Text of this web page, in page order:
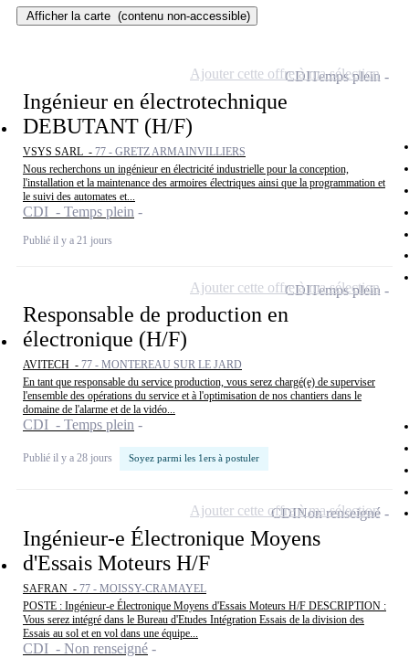
Afficher la carte (contenu non-accessible)
Ingénieur en électrotechnique
DEBUTANT (H/F)
VSYS SARL - 77 - GRETZ ARMAINVILLIERS
Nous recherchons un ingénieur en électricité industrielle pour la conception,
l'installation et la maintenance des armoires électriques ainsi que la programmation et
le suivi des automates et...
CDI - Temps plein
Publié il y a 21 jours
CDITemps plein
Ajouter cette offre à ma sélection
Responsable de production en
électronique (H/F)
AVITECH - 77 - MONTEREAU SUR LE JARD
En tant que responsable du service production, vous serez chargé(e) de superviser
l'ensemble des opérations du service et à l'optimisation de nos chantiers dans le
domaine de l'alarme et de la vidéo...
CDI - Temps plein
Publié il y a 28 jours Soyez parmi les 1ers à postuler
CDITemps plein
Ajouter cette offre à ma sélection
Ingénieur-e Électronique Moyens
d'Essais Moteurs H/F
SAFRAN - 77 - MOISSY-CRAMAYEL
POSTE : Ingénieur-e Électronique Moyens d'Essais Moteurs H/F DESCRIPTION :
Vous serez intégré dans le Bureau d'Etudes Intégration Essais de la division des
Essais au sol et en vol dans une équipe...
CDI - Non renseigné
CDINon renseigné
Ajouter cette offre à ma sélection